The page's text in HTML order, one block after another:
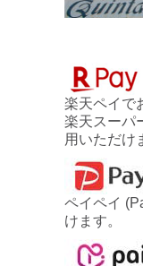
楽天ペイで
楽天スーパ
用いただけ
ペイペイ
けます。